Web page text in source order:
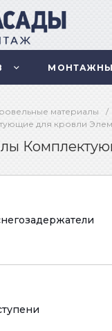
материалы /
для кровли